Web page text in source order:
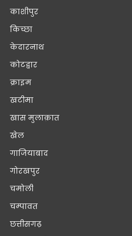
काशीपुर
किच्छा
केदारनाथ
कोटद्वार
क्राइम
खटीमा
खास मुलाक़ात
खेल
गाजियाबाद
गोरखपुर
चमोली
चम्पावत
छत्तीसगढ़